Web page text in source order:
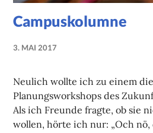
Campuskolumne
3. MAI 2017
Neulich wollte ich zu einem
Planungsworkshops des
Als ich Freunde fragte, ob sie
wollen, hörte ich nur: „Och